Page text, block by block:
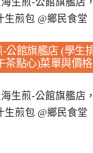
公館旗艦店 (學生
茶點心)菜單與價格